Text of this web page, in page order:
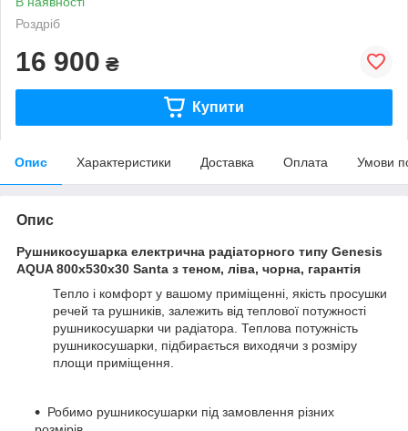
Роздріб
16 900 ₴
Купити
Опис Характеристики Доставка Оплата Умови
Опис
Рушникосушарка електрична радіаторного типу Genesis
AQUA 800х530х30 Santa з теном, ліва, чорна, гарантія
Тепло і комфорт у вашому приміщенні, якість просушки
речей та рушників, залежить від теплової потужності
рушникосушарки чи радіатора. Теплова потужність
рушникосушарки, підбирається виходячи з розміру
площи приміщення.
Робимо рушникосушарки під замовлення різних